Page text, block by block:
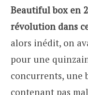
Beautiful box en
révolution dans
alors inédit, on
pour une
concurrents, une
contenant pas